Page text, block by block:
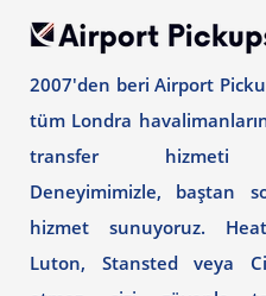
2007'den beri Airport
tüm Londra
transfer hizmeti
Deneyimimizle, baştan
hizmet sunuyoruz.
Luton, Stansted veya